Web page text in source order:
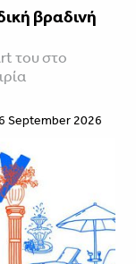
βραδινή
του στο
September 2026